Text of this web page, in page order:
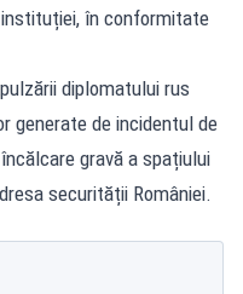
în conformitate
diplomatului rus
generate de incidentul de
gravă a spațiului
securității României.